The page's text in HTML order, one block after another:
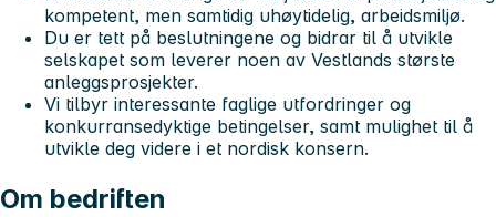
kompetent, men samtidig uhøytidelig, arbeidsmiljø.
Du er tett på beslutningene og bidrar til å utvikle
selskapet som leverer noen av Vestlands største
anleggsprosjekter.
Vi tilbyr interessante faglige utfordringer og
konkurransedyktige betingelser, samt mulighet til å
utvikle deg videre i et nordisk konsern.
Om bedriften